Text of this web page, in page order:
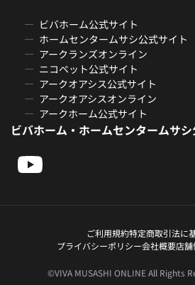
ビバホーム公式サイト
ホームセンタームサシ公式サイト
アークランズオンライン
ニコペット公式サイト
アークオアシス公式サイト
アークオアシスオンライン
アークホーム公式サイト
ビバホーム・ホームセンタームサ
ご利用規約特定商取引法に
プライバシーポリシー会社概要店舗
©VIVA MUSASHI ONLINE All Rights